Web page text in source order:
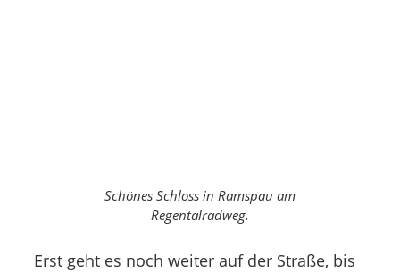
Schönes Schloss in Ramspau am
Regentalradweg.
Erst geht es noch weiter auf der Straße, bis